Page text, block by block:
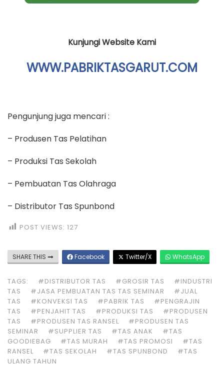
Kunjungi Website Kami
WWW.PABRIKTASGARUT.COM
Pengunjung juga mencari :
– Produsen Tas Pelatihan
– Produksi Tas Sekolah
– Pembuatan Tas Olahraga
– Distributor Tas Spunbond
POST VIEWS: 127
SHARE THIS Facebook Twitter/X WhatsApp
TAGS: #DISTRIBUTOR TAS #GROSIR TAS
#INDUSTRI
TAS
#JASA PEMBUATAN TAS TAS SEMINAR
#JUAL
TAS
#KONVEKSI TAS #PABRIK TAS
#PENGRAJIN
TAS
#PENJAHIT TAS #PRODUKSI TAS
#PRODUSEN
TAS
#PRODUSEN TAS RANSEL
#PRODUSEN TAS
SEMINAR
#SUPPLIER TAS #TAS ANAK
#TAS
GOODIEBAG
#TAS MURAH #TAS PROMOSI
#TAS
RANSEL
#TAS SEKOLAH #TAS SPUNBOND
#TAS
ULANG TAHUN